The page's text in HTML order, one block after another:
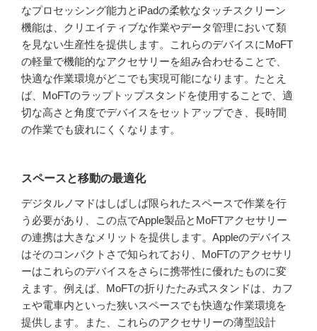
なプロセッシング能力とiPadの柔軟なタッチスクリーン
機能は、クリエイティブな作業やデータ管理において類
を見ない生産性を提供します。これらのデバイスにMoFT
の軽量で機能的なアクセサリーを組み合わせることで、
快適な作業環境がどこでも実現可能になります。たとえ
ば、MoFTのラップトップスタンドを使用することで、適
切な高さと角度でデバイスをセットアップでき、長時間
の作業でも疲れにくくなります。
スペースと移動の最適化
デジタルノマドはしばしば限られたスペースで作業を行
う必要があり、この点でApple製品とMoFTアクセサリー
の連携は大きなメリットを提供します。Appleのデバイス
はそのコンパクトさで知られており、MoFTのアクセサリ
ーはこれらのデバイスをさらに携帯性に優れたものに変
えます。例えば、MoFTの折りたたみ式スタンドは、カフ
ェや電車内といった狭いスペースでも快適な作業環境を
提供します。また、これらのアクセサリーの薄型設計